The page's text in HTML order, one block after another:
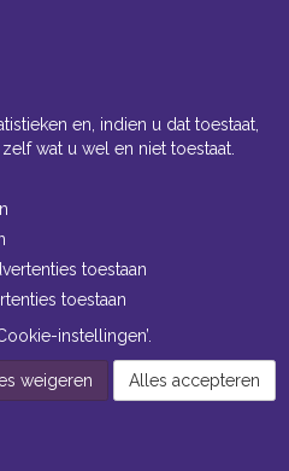
en, indien u dat toestaat,
wat u wel en niet toestaat.
toestaan
toestaan
instellingen’.
weigeren Alles accepteren